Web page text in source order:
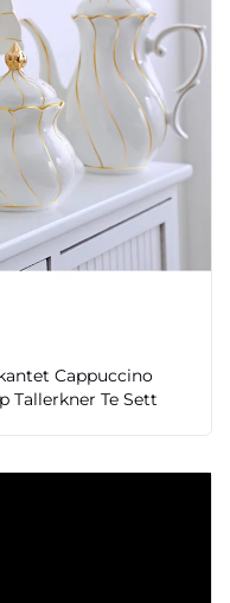
Cappuccino
Tallerkner Te Sett